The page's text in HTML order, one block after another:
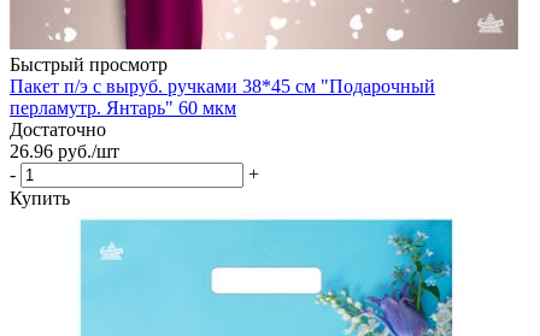
Быстрый просмотр
Пакет п/э с выруб. ручками 38*45 см "Подарочный
перламутр. Янтарь" 60 мкм
Достаточно
26.96 руб./шт
-
+
Купить